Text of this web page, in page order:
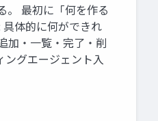
。 最初に「何を作る
体的に何ができれ
加・一覧・完了・削
グエージェント入